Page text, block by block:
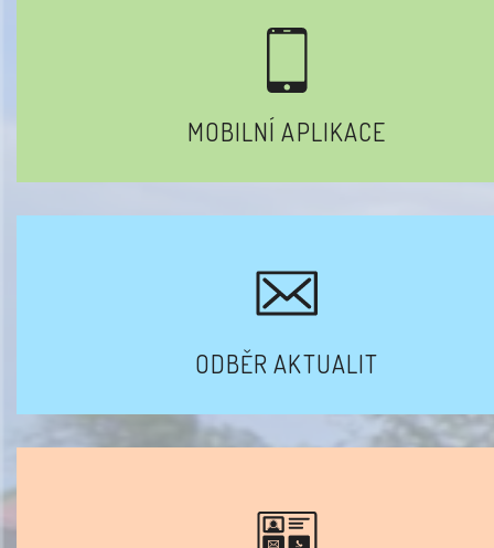
MOBILNÍ APLIKACE
ODBĚR AKTUALIT